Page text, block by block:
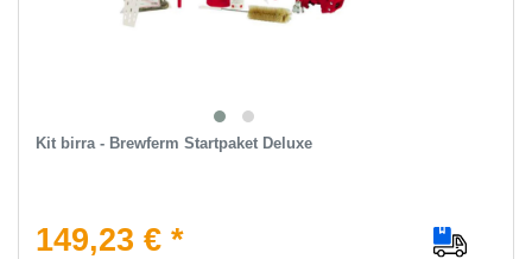
Kit birra - Brewferm Startpaket Deluxe
149,23 € *